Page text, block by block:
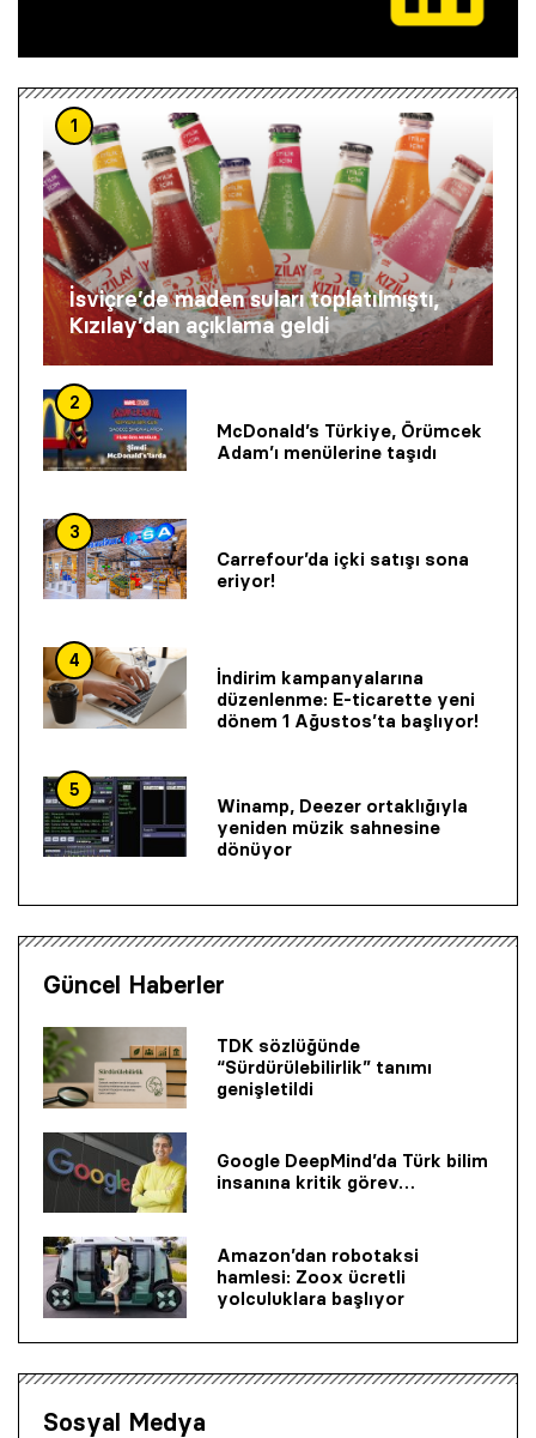
1
İsviçre’de maden suları toplatılmıştı,
Kızılay’dan açıklama geldi
2
McDonald’s Türkiye, Örümcek
Adam’ı menülerine taşıdı
3
Carrefour’da içki satışı sona
eriyor!
4
İndirim kampanyalarına
düzenlenme: E-ticarette yeni
dönem 1 Ağustos’ta başlıyor!
5
Winamp, Deezer ortaklığıyla
yeniden müzik sahnesine
dönüyor
Güncel Haberler
TDK sözlüğünde
“Sürdürülebilirlik” tanımı
genişletildi
Google DeepMind’da Türk bilim
insanına kritik görev…
Amazon’dan robotaksi
hamlesi: Zoox ücretli
yolculuklara başlıyor
Sosyal Medya